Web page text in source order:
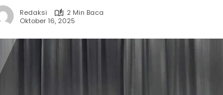
Redaksi
2 Min Baca
Oktober 16, 2025